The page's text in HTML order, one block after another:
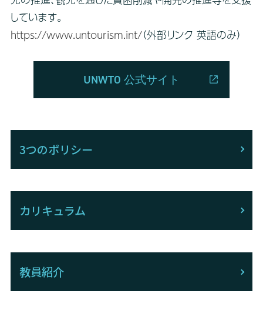
しています。
https://www.untourism.int/（外部リンク 英語のみ）
UNWTO 公式サイト
3つのポリシー
カリキュラム
教員紹介